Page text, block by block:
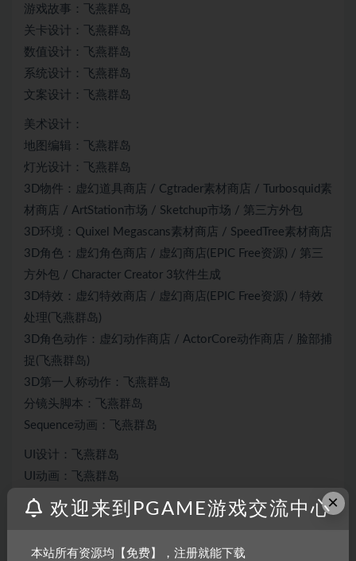
游戏故事：飞燕群岛
关卡设计：飞燕群岛
数值设计：飞燕群岛
系统设计：飞燕群岛
文案设计：飞燕群岛
美术设计：
地图编辑：飞燕群岛
灯光设计：飞燕群岛
3D物件：虚幻道具商店 / Cgtrader素材商店 / Turbosquid素
材商店 / ArtStation市场 / Sketchup市场 / 第三方外包
3D环境：Quixel Megascans素材商店 / SpeedTree素材商店
3D角色：虚幻角色商店 / 虚幻商店(EPIC Free资源) / 第三
方外包 / Character Creator 3软件生成
3D特效：虚幻特效商店 / 虚幻商店(EPIC Free资源) / 特效
处理(飞燕群岛)
3D角色动作：虚幻动作商店 / ActorCore动作商店 / 脸部捕
捉(飞燕群岛)
3D第一人称动作：飞燕群岛
分镜头脚本：飞燕群岛
Sequence动画：飞燕群岛
UI设计：飞燕群岛
UI动画：飞燕群岛
UI视觉：Envato视频商店
GamePlay程序：飞燕群岛
×
欢迎来到PGAME游戏交流中心
本站所有资源均【免费】，注册就能下载